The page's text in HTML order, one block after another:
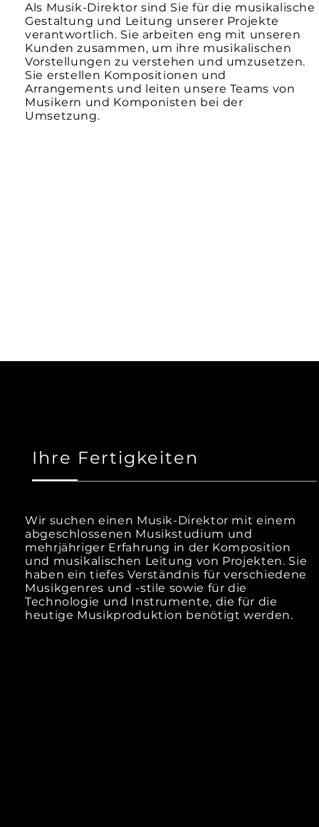
Als Musik-Direktor sind Sie für die musikalische
Gestaltung und Leitung unserer Projekte
verantwortlich. Sie arbeiten eng mit unseren
Kunden zusammen, um ihre musikalischen
Vorstellungen zu verstehen und umzusetzen.
Sie erstellen Kompositionen und
Arrangements und leiten unsere Teams von
Musikern und Komponisten bei der
Umsetzung.
Ihre Fertigkeiten
Wir suchen einen Musik-Direktor mit einem
abgeschlossenen Musikstudium und
mehrjähriger Erfahrung in der Komposition
und musikalischen Leitung von Projekten. Sie
haben ein tiefes Verständnis für verschiedene
Musikgenres und -stile sowie für die
Technologie und Instrumente, die für die
heutige Musikproduktion benötigt werden.